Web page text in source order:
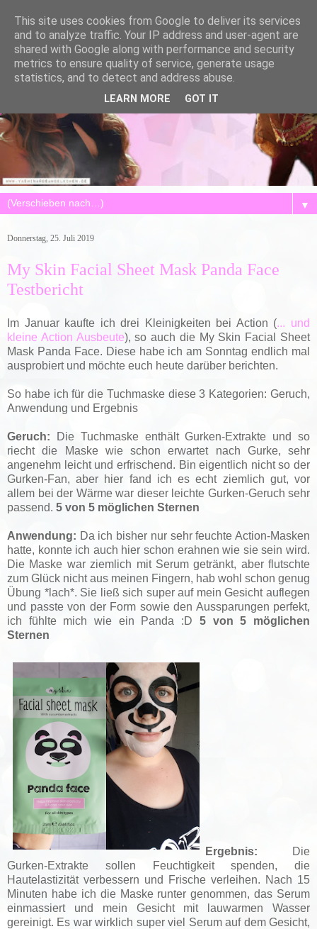
▼
Donnerstag, 25. Juli 2019
My Skin Facial Sheet Mask Panda Face
Testbericht
Im Januar kaufte ich drei Kleinigkeiten bei Action (... und
kleine Action Ausbeute), so auch die My Skin Facial Sheet
Mask Panda Face. Diese habe ich am Sonntag endlich mal
ausprobiert und möchte euch heute darüber berichten.
So habe ich für die Tuchmaske diese 3 Kategorien: Geruch,
Anwendung und Ergebnis
Geruch: Die Tuchmaske enthält Gurken-Extrakte und so
riecht die Maske wie schon erwartet nach Gurke, sehr
angenehm leicht und erfrischend. Bin eigentlich nicht so der
Gurken-Fan, aber hier fand ich es echt ziemlich gut, vor
allem bei der Wärme war dieser leichte Gurken-Geruch sehr
passend. 5 von 5 möglichen Sternen
Anwendung: Da ich bisher nur sehr feuchte Action-Masken
hatte, konnte ich auch hier schon erahnen wie sie sein wird.
Die Maske war ziemlich mit Serum getränkt, aber flutschte
zum Glück nicht aus meinen Fingern, hab wohl schon genug
Übung *lach*. Sie ließ sich super auf mein Gesicht auflegen
und passte von der Form sowie den Aussparungen perfekt,
ich fühlte mich wie ein Panda :D 5 von 5 möglichen
Sternen
Ergebnis: Die
Gurken-Extrakte sollen Feuchtigkeit spenden, die
Hautelastizität verbessern und Frische verleihen. Nach 15
Minuten habe ich die Maske runter genommen, das Serum
einmassiert und mein Gesicht mit lauwarmen Wasser
gereinigt. Es war wirklich super viel Serum auf dem Gesicht,
This site uses cookies from Google to deliver its services
and to analyze traffic. Your IP address and user-agent are
shared with Google along with performance and security
metrics to ensure quality of service, generate usage
statistics, and to detect and address abuse.
LEARN MORE GOT IT